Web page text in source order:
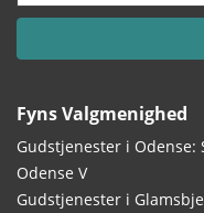
Fyns Valgmenighed
Gudstjenester i Odense:
Odense V
Gudstjenester i